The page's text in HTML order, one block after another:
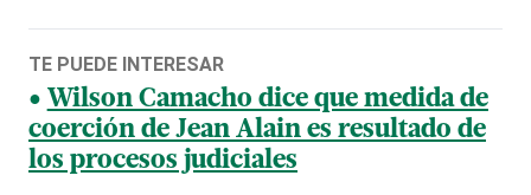
TE PUEDE INTERESAR
Wilson Camacho dice que medida de
coerción de Jean Alain es resultado de
los procesos judiciales